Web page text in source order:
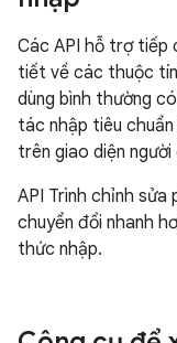
Các API hỗ trợ tiếp
tiết về các thuộc
dùng bình thường
tác nhập tiêu
trên giao diện người
API Trình chỉnh sửa
chuyển đổi nhanh
thức nhập.